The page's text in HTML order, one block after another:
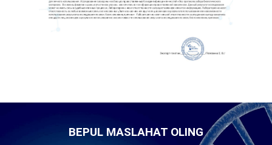
BEPUL MASLAHAT OLING